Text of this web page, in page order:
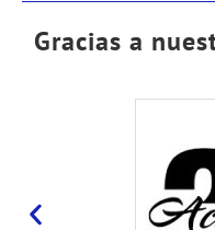
Gracias a